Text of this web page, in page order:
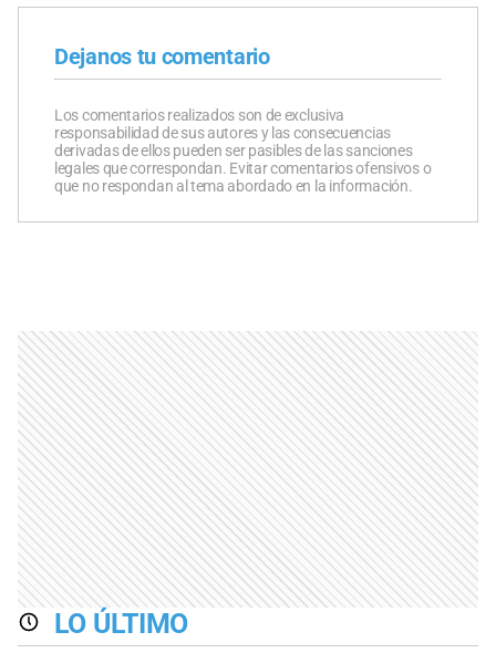
Dejanos tu comentario
Los comentarios realizados son de exclusiva
responsabilidad de sus autores y las consecuencias
derivadas de ellos pueden ser pasibles de las sanciones
legales que correspondan. Evitar comentarios ofensivos o
que no respondan al tema abordado en la información.
LO ÚLTIMO